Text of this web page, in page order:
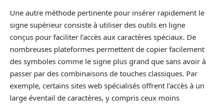
Une autre méthode pertinente pour insérer rapidement le
signe supérieur consiste à utiliser des outils en ligne
conçus pour faciliter l’accès aux caractères spéciaux. De
nombreuses plateformes permettent de copier facilement
des symboles comme le signe plus grand que sans avoir à
passer par des combinaisons de touches classiques. Par
exemple, certains sites web spécialisés offrent l’accès à un
large éventail de caractères, y compris ceux moins